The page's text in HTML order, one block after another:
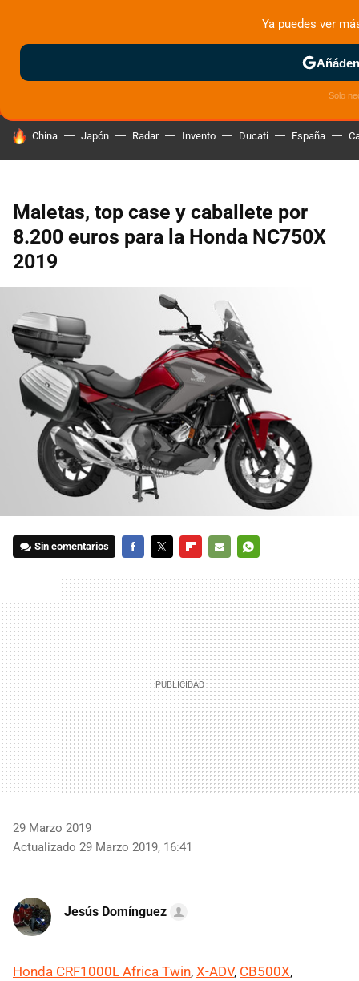
MENÚ NUEVO
MOTOS ELÉCTRICAS
HOY SE HABLA DE
China Japón Radar Invento Ducati España
Maletas, top case y caballete por
8.200 euros para la Honda NC750X
2019
Sin comentarios
MAIL
29 Marzo 2019
Actualizado 29 Marzo 2019, 16:41
Jesús Domínguez
Honda CRF1000L Africa Twin, X-ADV, CB500X,
Ya puedes ver
Solo